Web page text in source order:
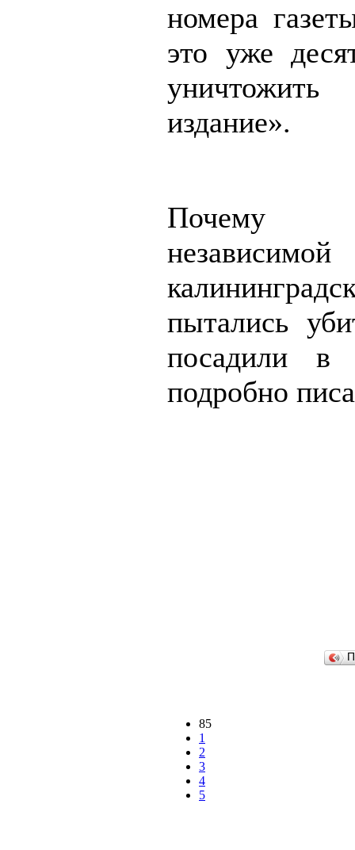
номера
это уже
уничтожить
издание».
Почему
независимой
пытались
посадили
подробно
85
1
2
3
4
5